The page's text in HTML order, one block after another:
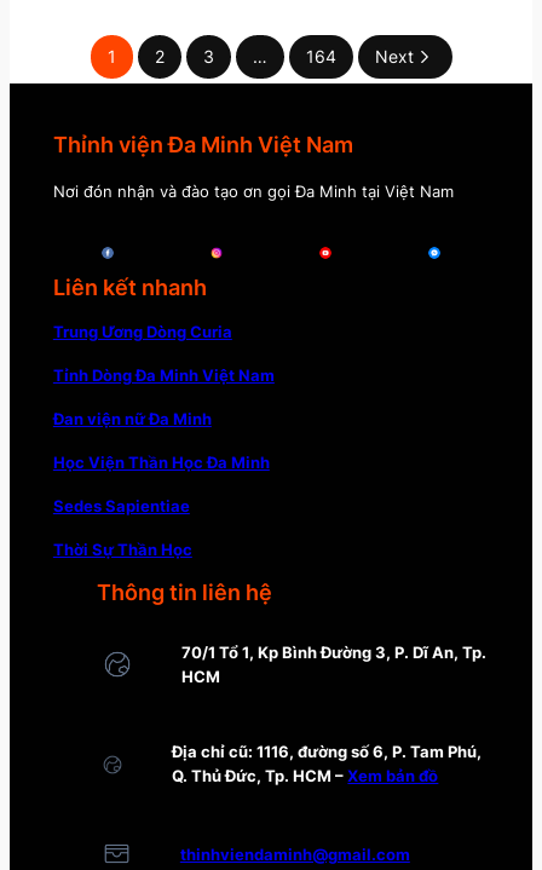
1 2 3 … 164 Next
Thỉnh viện Đa Minh Việt Nam
Nơi đón nhận và đào tạo ơn gọi Đa Minh tại Việt Nam
Liên kết nhanh
Trung Ương Dòng Curia
Tỉnh Dòng Đa Minh Việt Nam
Đan viện nữ Đa Minh
Học Viện Thần Học Đa Minh
Sedes Sapientiae
Thời Sự Thần Học
Thông tin liên hệ
70/1 Tổ 1, Kp Bình Đường 3, P. Dĩ An, Tp.
HCM
Địa chỉ cũ: 1116, đường số 6, P. Tam Phú,
Q. Thủ Đức, Tp. HCM –Xem bản đồ
thinhviendaminh@gmail.com